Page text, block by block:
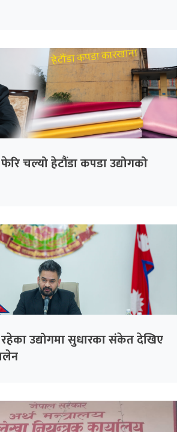
चल्यो हेटौंडा कपडा उद्योगको
रहेका उद्योगमा सुधारका संकेत देखिए